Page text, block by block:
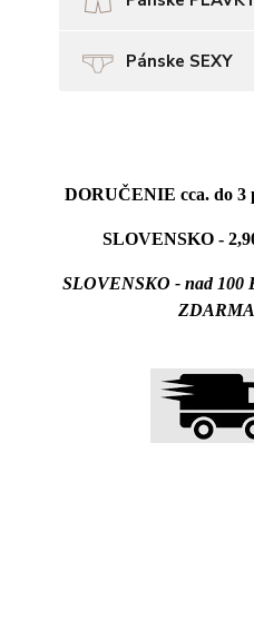
Pánske SEXY
DORUČENIE cca. do 3
SLOVENSKO -
SLOVENSKO - nad 100
ZDARMA